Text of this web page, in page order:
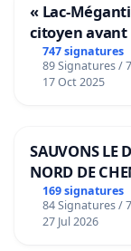
« Lac-
citoyen
de notre
747 signatures
89 Signatures /
17 Oct 2025
SAUVONS LE
NORD DE
169 signatures
84 Signatures /
27 Jul 2026